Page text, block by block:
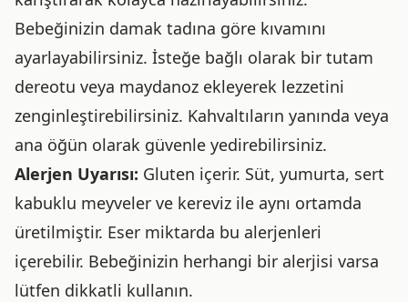
Bebeğinizin damak tadına göre kıvamını
ayarlayabilirsiniz. İsteğe bağlı olarak bir tutam
dereotu veya maydanoz ekleyerek lezzetini
zenginleştirebilirsiniz. Kahvaltıların yanında veya
ana öğün olarak güvenle yedirebilirsiniz.
Alerjen Uyarısı: Gluten içerir. Süt, yumurta, sert
kabuklu meyveler ve kereviz ile aynı ortamda
üretilmiştir. Eser miktarda bu alerjenleri
içerebilir. Bebeğinizin herhangi bir alerjisi varsa
lütfen dikkatli kullanın.